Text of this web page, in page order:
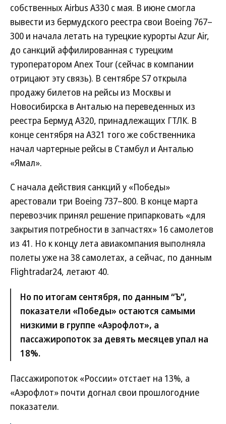
собственных Airbus A330 с мая. В июне смогла
вывести из бермудского реестра свои Boeing 767–
300 и начала летать на турецкие курорты Azur Air,
до санкций аффилированная с турецким
туроператором Anex Tour (сейчас в компании
отрицают эту связь). В сентябре S7 открыла
продажу билетов на рейсы из Москвы и
Новосибирска в Анталью на переведенных из
реестра Бермуд А320, принадлежащих ГТЛК. В
конце сентября на А321 того же собственника
начал чартерные рейсы в Стамбул и Анталью
«Ямал».
С начала действия санкций у «Победы»
арестовали три Boeing 737–800. В конце марта
перевозчик принял решение припарковать «для
закрытия потребности в запчастях» 16 самолетов
из 41. Но к концу лета авиакомпания выполняла
полеты уже на 38 самолетах, а сейчас, по данным
Flightradar24, летают 40.
Но по итогам сентября, по данным “Ъ”,
показатели «Победы» остаются самыми
низкими в группе «Аэрофлот», а
пассажиропоток за девять месяцев упал на
18%.
Пассажиропоток «России» отстает на 13%, а
«Аэрофлот» почти догнал свои прошлогодние
показатели.